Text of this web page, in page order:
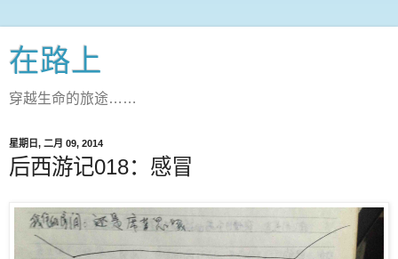
在路上
穿越生命的旅途……
星期日, 二月 09, 2014
后西游记018：感冒